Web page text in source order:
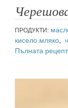
ПРОДУКТИ:
кисело мляко,
Пълната